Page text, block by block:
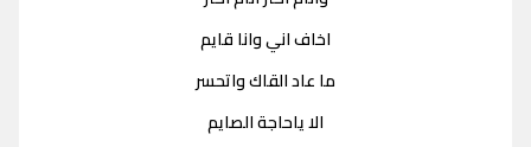
اخاف اني وانا قايم
ما عاد القاك واتحسر
الا ياحاجة الصايم